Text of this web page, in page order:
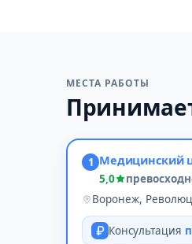
МЕСТА РАБОТЫ
1 Медицинский
5,0
Воронеж,
Консультация